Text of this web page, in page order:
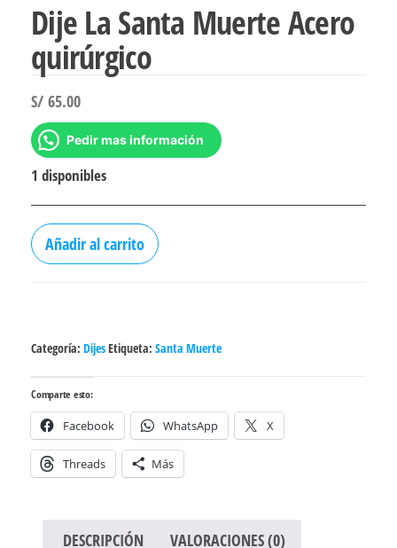
Dije La Santa Muerte Acero
quirúrgico
S/ 65.00
Pedir mas información
1 disponibles
Dije
La
quirúrgico
cantidad
Añadir al carrito
Categoría: DijesEtiqueta: Santa Muerte
Comparte esto:
Facebook WhatsApp X
Threads Más
DESCRIPCIÓN VALORACIONES (0)